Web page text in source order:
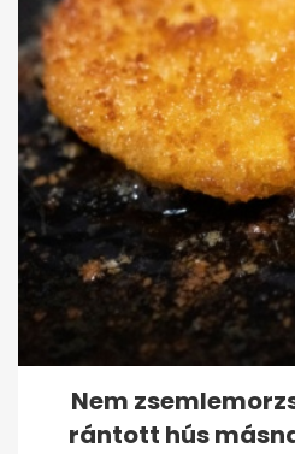
Nem
rántott hús